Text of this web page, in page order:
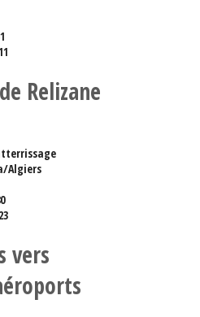
Relizane
Algiers
vers